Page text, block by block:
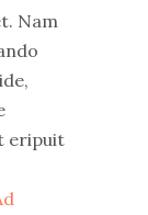
Nam
eripuit